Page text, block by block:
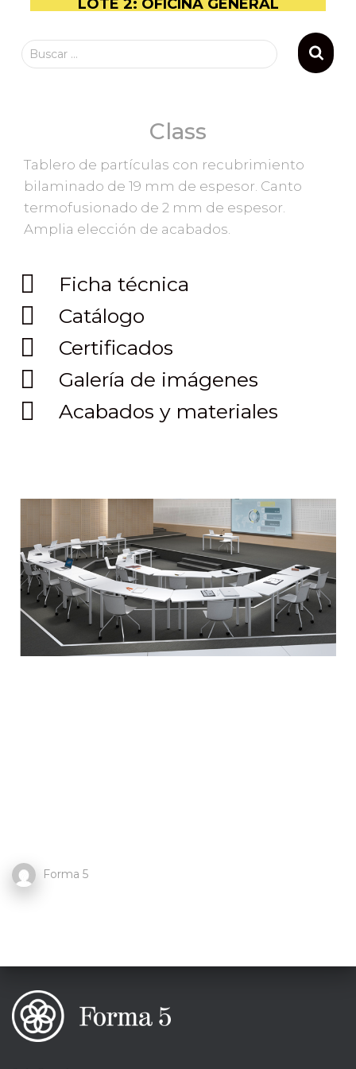
LOTE 2: OFICINA GENERAL
Buscar …
Class
Tablero de partículas con recubrimiento
bilaminado de 19 mm de espesor. Canto
termofusionado de 2 mm de espesor.
Amplia elección de acabados.
Ficha técnica
Catálogo
Certificados
Galería de imágenes
Acabados y materiales
Forma 5